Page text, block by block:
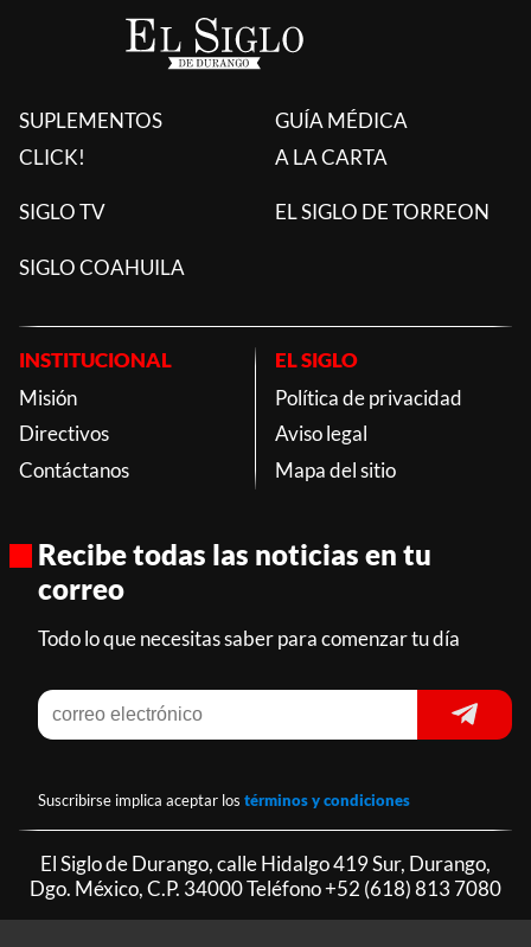
SUPLEMENTOS
CLICK!
GUÍA MÉDICA
A LA CARTA
SIGLO TV EL SIGLO DE TORREON
SIGLO COAHUILA
INSTITUCIONAL
Misión
Directivos
Contáctanos
EL SIGLO
Política de privacidad
Aviso legal
Mapa del sitio
Recibe todas las noticias en tu
correo
Todo lo que necesitas saber para comenzar tu día
Suscribirse implica aceptar los términos y condiciones
El Siglo de Durango, calle Hidalgo 419 Sur, Durango,
Dgo. México, C.P. 34000 Teléfono+52 (618) 813 7080